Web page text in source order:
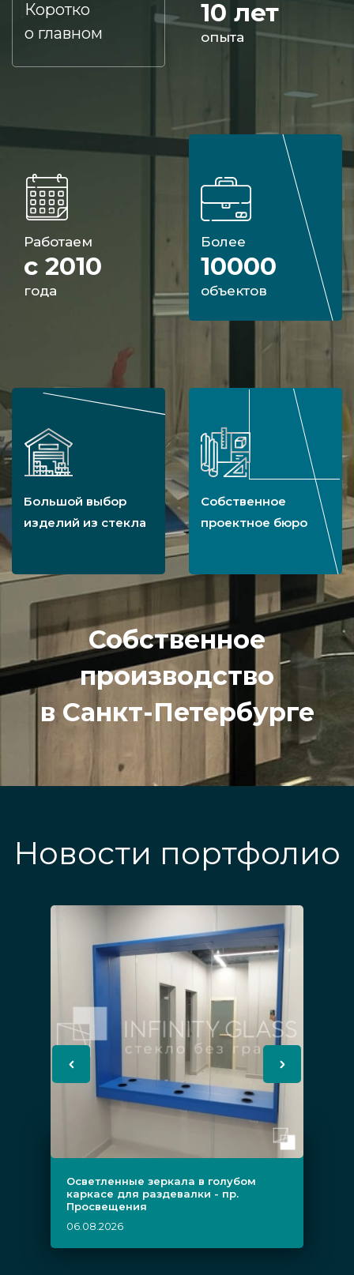
Коротко
о главном
10 лет
опыта
Работаем
с 2010
года
Более
10000
объектов
Большой выбор
изделий из стекла
Собственное
проектное бюро
Собственное
производство
в Санкт-Петербурге
Новости портфолио
Осветленные зеркала в голубом
каркасе для раздевалки - пр.
Просвещения
06.08.2026